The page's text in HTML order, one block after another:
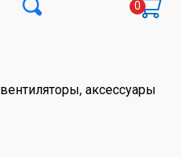
аксессуары